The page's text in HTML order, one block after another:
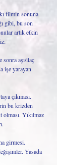
filmin sonuna
gibi, bu son
artık etkin
sonra aşı/ilaç
işe yarayan
çıkması.
bu krizden
Yıkılmaz
girmesi.
Yasada